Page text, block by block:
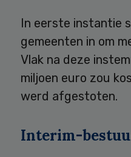
In eerste instantie
gemeenten in om
Vlak na deze
miljoen euro zou
werd afgestoten.
Interim-